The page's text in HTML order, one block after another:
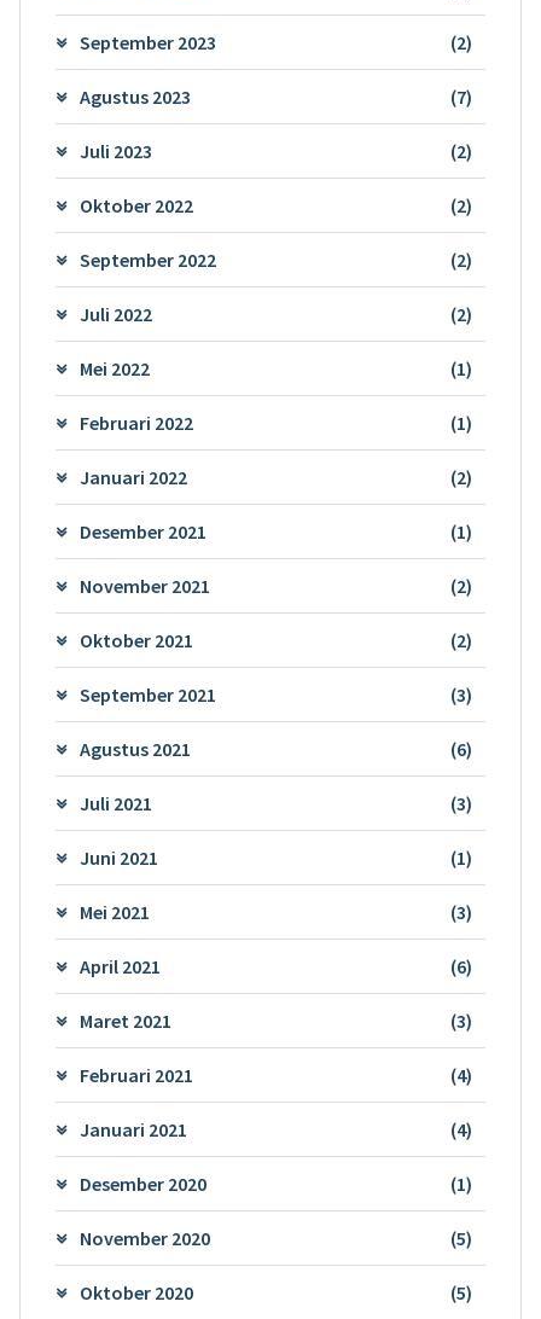
September 2023 (2)
Agustus 2023 (7)
Juli 2023 (2)
Oktober 2022 (2)
September 2022 (2)
Juli 2022 (2)
Mei 2022 (1)
Februari 2022 (1)
Januari 2022 (2)
Desember 2021 (1)
November 2021 (2)
Oktober 2021 (2)
September 2021 (3)
Agustus 2021 (6)
Juli 2021 (3)
Juni 2021 (1)
Mei 2021 (3)
April 2021 (6)
Maret 2021 (3)
Februari 2021 (4)
Januari 2021 (4)
Desember 2020 (1)
November 2020 (5)
Oktober 2020 (5)